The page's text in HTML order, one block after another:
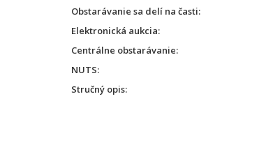
Obstarávanie sa delí na časti
Elektronická aukcia
Centrálne obstarávanie
NUTS
Stručný opis